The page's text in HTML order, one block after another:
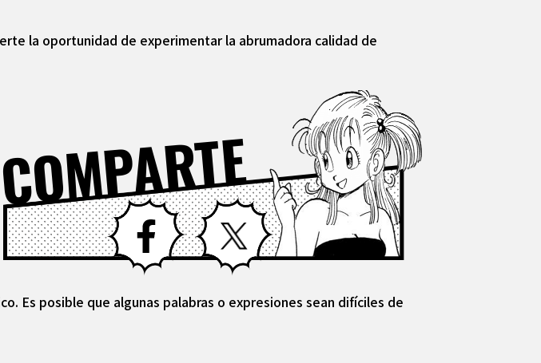
la oportunidad de experimentar la abrumadora calidad de
COMPARTE
Facebook X
Es posible que algunas palabras o expresiones sean difíciles de